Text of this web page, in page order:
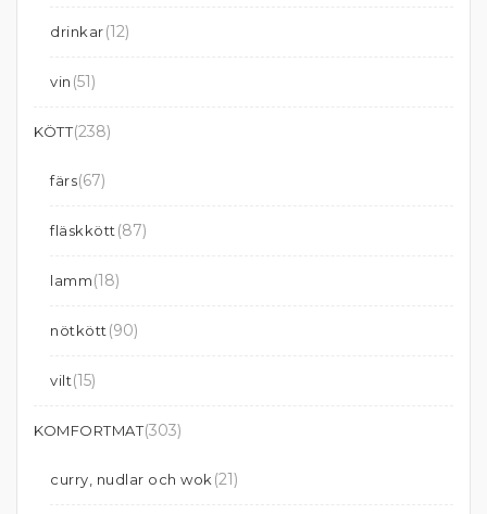
drinkar(12)
vin (51)
KÖTT(238)
färs(67)
fläskkött (87)
lamm(18)
nötkött (90)
vilt(15)
KOMFORTMAT(303)
curry, nudlar och wok (21)